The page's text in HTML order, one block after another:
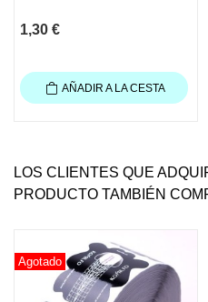
1,30 €
AÑADIR A LA CESTA
LOS CLIENTES QUE
PRODUCTO TAMBIÉN
Agotado